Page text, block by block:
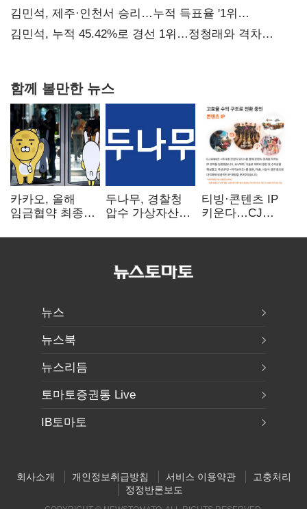
때리기
김민석, 제주·인천서 승리…누적 득표율 '1위
탈환'(종합)
김민석, 누적 45.42%로 경선 1위…정청래와 격차
함께 볼만한 뉴스
카카오, 올해
임금협약 최종
인상·격려금
두나무, 경찰청
압수 가상자산
커스터디 사업
티빙·콘텐츠 IP
키운다…CJ
글로벌 확장 가속
뉴스
뉴스북
뉴스리듬
토마토증권통 Live
IB토마토
회사소개 개인정보취급방침 서비스 이용약관
고충처리
정정반론보도